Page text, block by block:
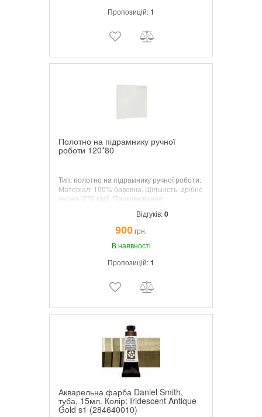
Пропозицій:1
Полотно на підрамнику ручної
роботи 120*80
Тип: полотно на підрамнику ручної роботи.
Матеріал: 100% бавовна. Щільність: дрібне
зерно (270 г/м2. Проклеювання:
Відгуків:0
900грн.
В наявності
Пропозицій:1
Акварельна фарба Daniel Smith,
туба, 15мл. Колір: Iridescent Antique
Gold s1 (284640010)